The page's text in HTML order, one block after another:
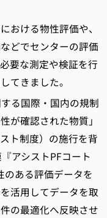
おける物性評価や、
どでセンターの評価
要な測定や検証を行
てきました。
る国際・国内の規制
が確認された物質」
ト制度）の施行を背
アシストPFコート
のある評価データを
活用してデータを取
の最適化へ反映させ